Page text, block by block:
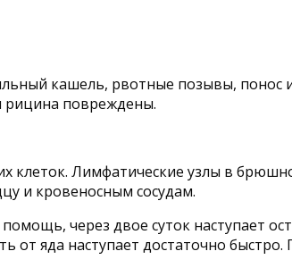
кашель, рвотные позывы, понос
рицина повреждены.
клеток. Лимфатические узлы в
и кровеносным сосудам.
через двое суток наступает
яда наступает достаточно